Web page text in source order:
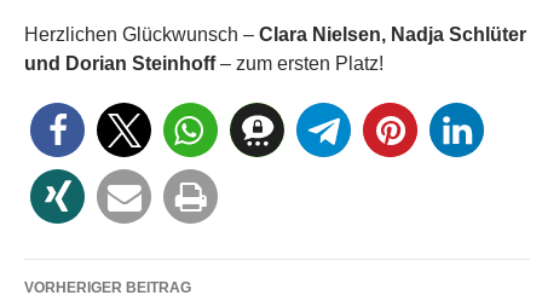
Herzlichen Glückwunsch – Clara Nielsen, Nadja Schlüter
und Dorian Steinhoff– zum ersten Platz!
Beitragsnavigation
VORHERIGER BEITRAG